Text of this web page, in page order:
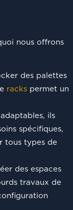
nous offrons
des palettes
rackspermet un
ils
spécifiques,
tous types de
des espaces
travaux de